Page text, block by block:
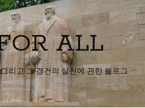
ALL
리고 그 경건의 실천에 관한 블로그